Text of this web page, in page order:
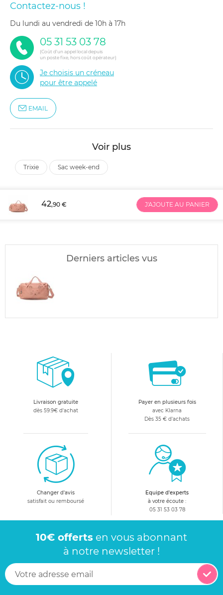
Contactez-nous !
du lundi au vendredi de 10h à 17h
05 31 53 03 78
(Coût d'un appel local depuis
un poste fixe, hors coût opérateur)
Je choisis un créneau
pour être appelé
EMAIL
Voir plus
trixie sac week-end
42,90 € J'AJOUTE AU PANIER
Derniers articles vus
Livraison gratuite
dès 59.9€ d'achat
Payer en plusieurs fois
avec Klarna
Dès 35 € d'achats
Changer d'avis
satisfait ou remboursé
Equipe d'experts
à votre écoute :
05 31 53 03 78
10€ offerts en vous abonnant
à notre newsletter !